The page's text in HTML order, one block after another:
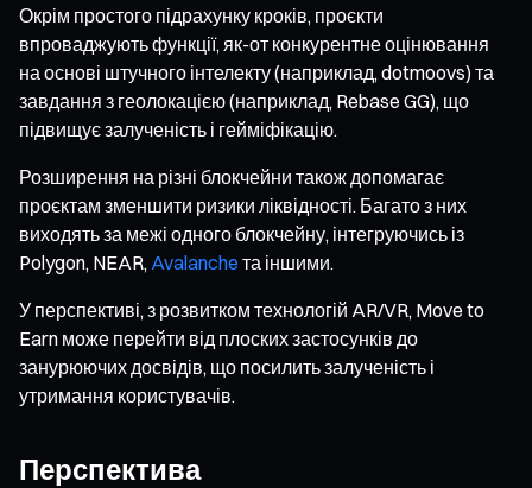
Окрім простого підрахунку кроків, проєкти
впроваджують функції, як-от конкурентне оцінювання
на основі штучного інтелекту (наприклад, dotmoovs) та
завдання з геолокацією (наприклад, Rebase GG), що
підвищує залученість і гейміфікацію.
Розширення на різні блокчейни також допомагає
проєктам зменшити ризики ліквідності. Багато з них
виходять за межі одного блокчейну, інтегруючись із
Polygon, NEAR, Avalanche та іншими.
У перспективі, з розвитком технологій AR/VR, Move to
Earn може перейти від плоских застосунків до
занурюючих досвідів, що посилить залученість і
утримання користувачів.
Перспектива